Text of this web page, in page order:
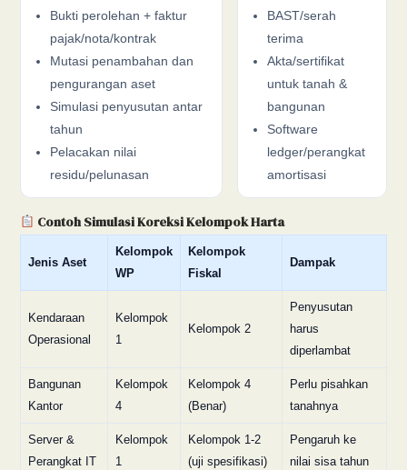
Bukti perolehan + faktur
pajak/nota/kontrak
Mutasi penambahan dan
pengurangan aset
Simulasi penyusutan antar
tahun
Pelacakan nilai
residu/pelunasan
BAST/serah
terima
Akta/sertifikat
untuk tanah &
bangunan
Software
ledger/perangkat
amortisasi
Contoh Simulasi Koreksi Kelompok Harta
Jenis Aset
Kelompok
WP
Kelompok
Fiskal
Dampak
Kendaraan
Operasional
Kelompok
1
Kelompok 2
Penyusutan
harus
diperlambat
Bangunan
Kantor
Kelompok
4
Kelompok 4
(Benar)
Perlu pisahkan
tanahnya
Server &
Perangkat IT
Kelompok
1
Kelompok 1-2
(uji spesifikasi)
Pengaruh ke
nilai sisa tahun